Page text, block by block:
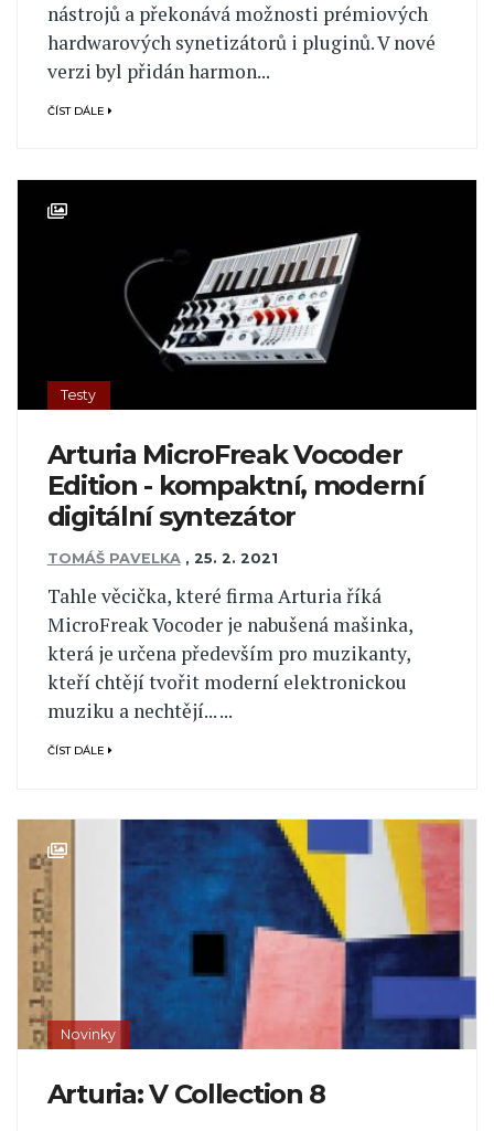
nástrojů a překonává možnosti prémiových
hardwarových synetizátorů i pluginů. V nové
verzi byl přidán harmon...
ČÍST DÁLE
Testy
Arturia MicroFreak Vocoder
Edition - kompaktní, moderní
digitální syntezátor
TOMÁŠ PAVELKA , 25. 2. 2021
Tahle věcička, které firma Arturia říká
MicroFreak Vocoder je nabušená mašinka,
která je určena především pro muzikanty,
kteří chtějí tvořit moderní elektronickou
muziku a nechtějí... ...
ČÍST DÁLE
Novinky
Arturia: V Collection 8